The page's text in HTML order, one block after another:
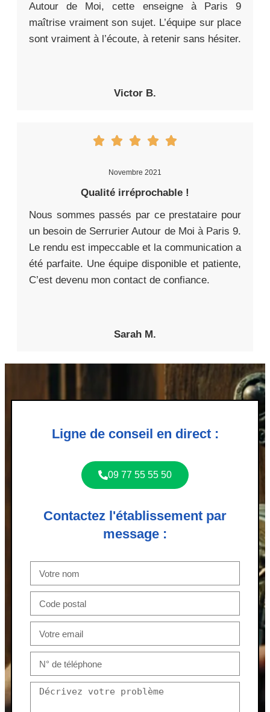
Autour de Moi, cette enseigne à Paris 9
maîtrise vraiment son sujet. L’équipe sur place
sont vraiment à l’écoute, à retenir sans hésiter.
Victor B.
Novembre 2021
Qualité irréprochable !
Nous sommes passés par ce prestataire pour
un besoin de Serrurier Autour de Moi à Paris 9.
Le rendu est impeccable et la communication a
été parfaite. Une équipe disponible et patiente,
C’est devenu mon contact de confiance.
Sarah M.
Ligne de conseil en direct :
09 77 55 55 50
Contactez l'établissement par
message :